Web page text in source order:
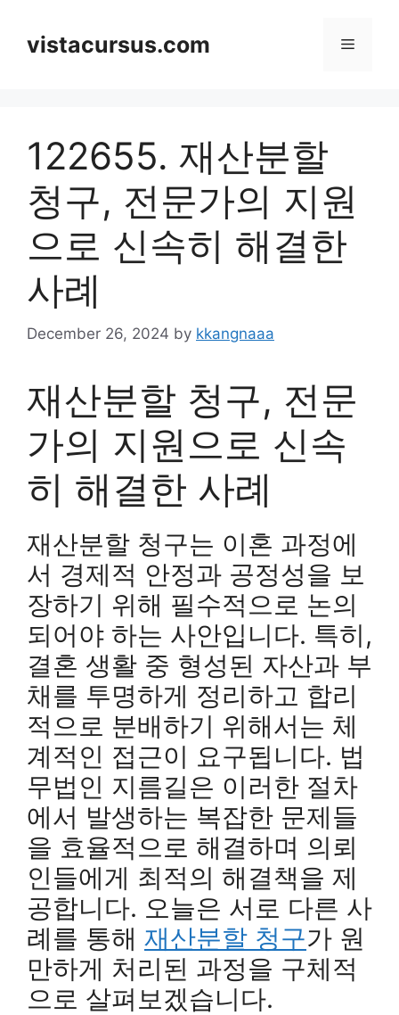
contentvistacursus.com Menu
122655. 재산분할
청구, 전문가의 지원
으로 신속히 해결한
사례
December 26, 2024 by kkangnaaa
재산분할 청구, 전문
가의 지원으로 신속
히 해결한 사례
재산분할 청구는 이혼 과정에
서 경제적 안정과 공정성을 보
장하기 위해 필수적으로 논의
되어야 하는 사안입니다. 특히,
결혼 생활 중 형성된 자산과 부
채를 투명하게 정리하고 합리
적으로 분배하기 위해서는 체
계적인 접근이 요구됩니다. 법
무법인 지름길은 이러한 절차
에서 발생하는 복잡한 문제들
을 효율적으로 해결하며 의뢰
인들에게 최적의 해결책을 제
공합니다. 오늘은 서로 다른 사
례를 통해 재산분할 청구가 원
만하게 처리된 과정을 구체적
으로 살펴보겠습니다.